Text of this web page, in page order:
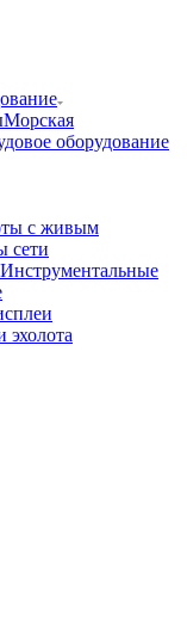
Морская
оборудование
с живым
сети
Инструментальные
эхолота